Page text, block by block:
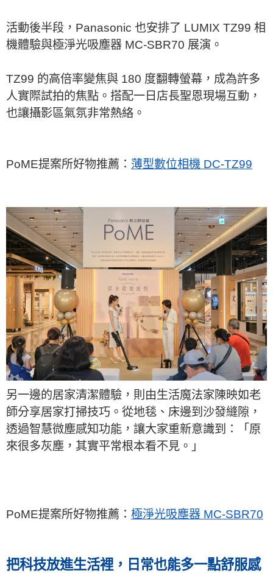
活動後半段，Panasonic 也安排了 LUMIX TZ99 相
機體驗與極淨光吸塵器 MC-SBR70 展演。
TZ99 的高倍率變焦與 180 度翻轉螢幕，成為許多
人實際試拍的焦點。搭配一日店長聖恩現場互動，
也讓攝影區氣氛非常熱絡。
PoME提案所好物推薦： 薄型數位相機 DC-TZ99
另一邊的居家清潔體驗，則由生活魔法家陳映如老
師分享居家打掃技巧。從地毯、床邊到沙發縫隙，
透過智慧微塵感知功能，讓大家重新意識到：「原
來很多灰塵，其實平常根本看不見。」
PoME提案所好物推薦： 極淨光吸塵器 MC-SBR70
把科技放進生活裡，日常也能多一點舒服感